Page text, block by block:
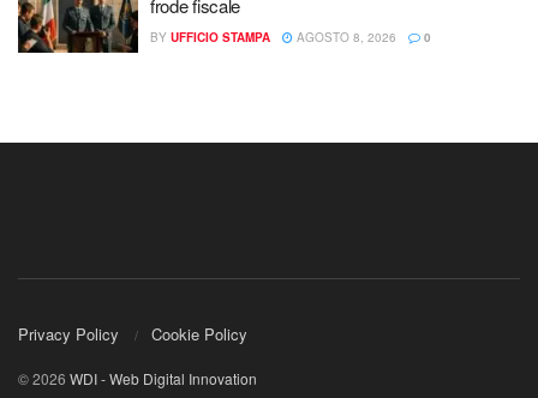
frode fiscale
BY UFFICIO STAMPA AGOSTO 8, 2026 0
Privacy Policy Cookie Policy
© 2026 WDI - Web Digital Innovation